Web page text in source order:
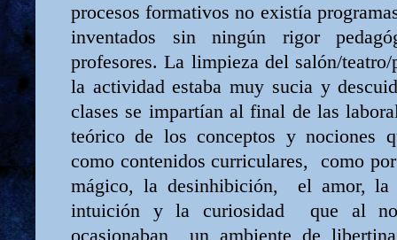
procesos formativos no existía
inventados sin ningún rigor
profesores. La limpieza del salón/
la actividad estaba muy sucia y
clases se impartían al final de las
teórico de los conceptos y nociones
como contenidos curriculares,
como
mágico, la desinhibición,
el amor, la
intuición y la curiosidad
que al
ocasionaban
un ambiente de